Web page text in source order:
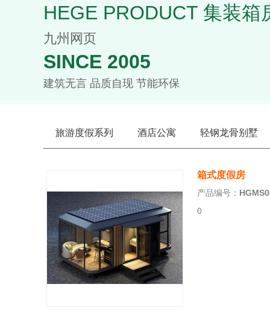
HEGE PRODUCT 集装箱
九州网页
SINCE 2005
建筑无言 品质自现 节能环保
旅游度假系列 酒店公寓 轻钢龙骨别墅
箱式度假房
产品编号：
0